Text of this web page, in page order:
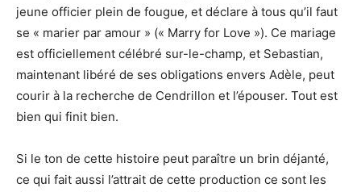
jeune officier plein de fougue, et déclare à tous qu’il faut
se « marier par amour » (« Marry for Love »). Ce mariage
est officiellement célébré sur-le-champ, et Sebastian,
maintenant libéré de ses obligations envers Adèle, peut
courir à la recherche de Cendrillon et l’épouser. Tout est
bien qui finit bien.
Si le ton de cette histoire peut paraître un brin déjanté,
ce qui fait aussi l’attrait de cette production ce sont les